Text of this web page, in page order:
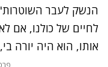
הנשק לעבר
לחיים של כולנו, אם
אותו, הוא היה יורה